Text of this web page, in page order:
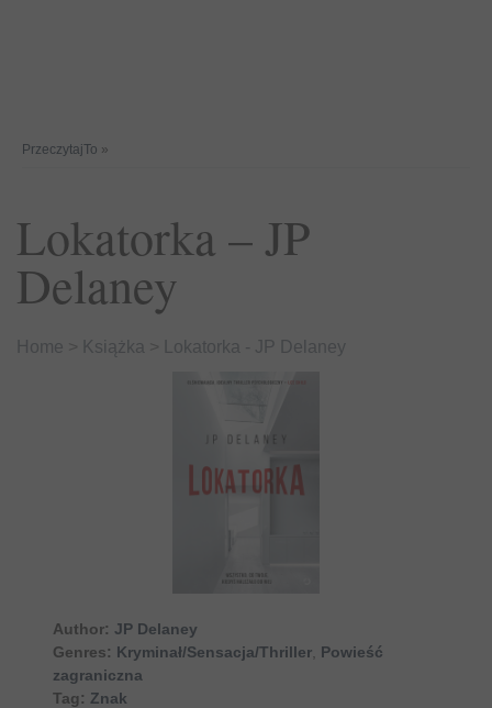
PrzeczytajTo »
Lokatorka – JP
Delaney
Home Książka Lokatorka - JP Delaney
Author: JP Delaney
Genres: Kryminał/Sensacja/Thriller Powieść
zagraniczna
Tag: Znak